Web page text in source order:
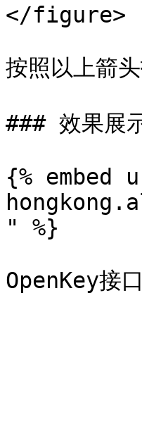
</figure>
按照以上箭
### 效果展
{%
" %}